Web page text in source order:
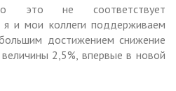
это не соответствует
я и мои коллеги поддерживаем
достижением снижение
2,5%, впервые в новой